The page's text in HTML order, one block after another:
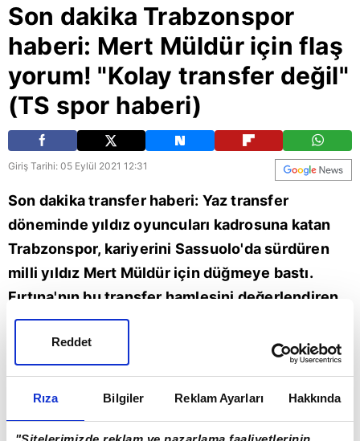
Rıza Bilgiler Reklam Ayarları Hakkında
Reddet
Son dakika Trabzonspor
haberi: Mert Müldür için flaş
yorum! "Kolay transfer değil"
(TS spor haberi)
Giriş Tarihi: 05 Eylül 2021 12:31
Son dakika transfer haberi: Yaz transfer
döneminde yıldız oyuncuları kadrosuna katan
Trabzonspor, kariyerini Sassuolo'da sürdüren
milli yıldız Mert Müldür için düğmeye bastı.
Fırtına'nın bu transfer hamlesini değerlendiren
A Spor yorumcusu Hamdi Aslan,
"Trabzonspor'da sol bek problemi var diyenlere
katılmıyorum. İsmail'in performansı yukarı
çıkacaktır, Trondsen de var o bölgede. Mert
Müldür transferi de çok kolay bir transfer değil."